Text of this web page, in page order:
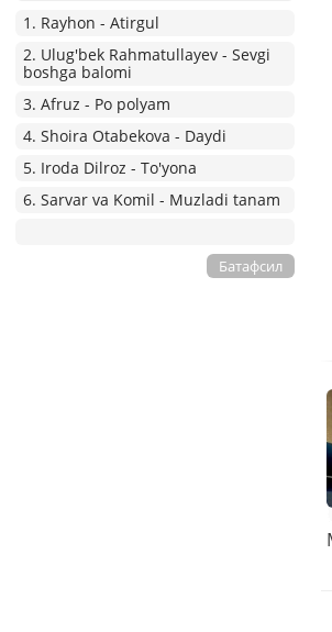
1. Rayhon - Atirgul
2. Ulug'bek Rahmatullayev - Sevgi
boshga balomi
3. Afruz - Po polyam
4. Shoira Otabekova - Daydi
5. Iroda Dilroz - To'yona
6. Sarvar va Komil - Muzladi tanam
Батафсил